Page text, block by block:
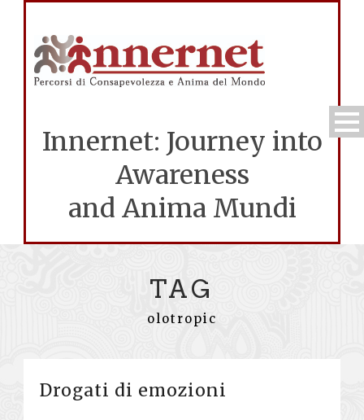
Innernet: Journey into
Awareness
and Anima Mundi
TAG
olotropic
Drogati di emozioni